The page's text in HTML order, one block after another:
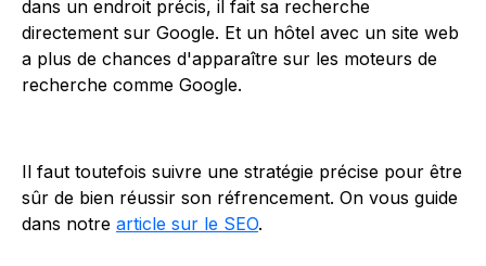
dans un endroit précis, il fait sa recherche
directement sur Google. Et un hôtel avec un site web
a plus de chances d'apparaître sur les moteurs de
recherche comme Google.
Il faut toutefois suivre une stratégie précise pour être
sûr de bien réussir son réfrencement. On vous guide
dans notre article sur le SEO.